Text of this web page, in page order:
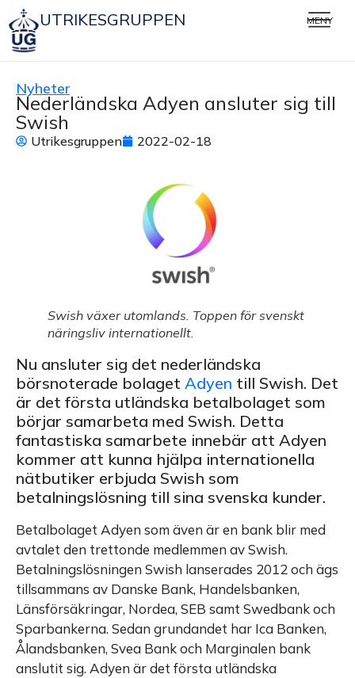
UTRIKESGRUPPEN MENY
Nyheter
Nederländska Adyen ansluter sig till
Swish
Utrikesgruppen 2022-02-18
Swish växer utomlands. Toppen för svenskt
näringsliv internationellt.
Nu ansluter sig det nederländska
börsnoterade bolaget Adyen till Swish. Det
är det första utländska betalbolaget som
börjar samarbeta med Swish. Detta
fantastiska samarbete innebär att Adyen
kommer att kunna hjälpa internationella
nätbutiker erbjuda Swish som
betalningslösning till sina svenska kunder.
Betalbolaget Adyen som även är en bank blir med
avtalet den trettonde medlemmen av Swish.
Betalningslösningen Swish lanserades 2012 och ägs
tillsammans av Danske Bank, Handelsbanken,
Länsförsäkringar, Nordea, SEB samt Swedbank och
Sparbankerna. Sedan grundandet har Ica Banken,
Ålandsbanken, Svea Bank och Marginalen bank
anslutit sig. Adyen är det första utländska